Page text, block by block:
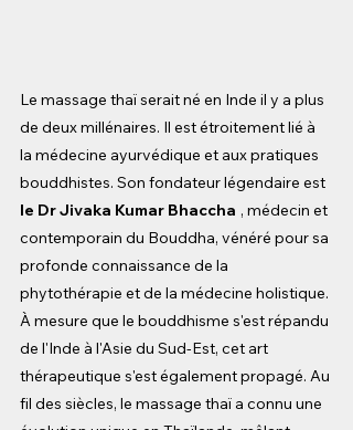
Le massage thaï serait né en Inde il y a plus
de deux millénaires. Il est étroitement lié à
la médecine ayurvédique et aux pratiques
bouddhistes. Son fondateur légendaire est
le Dr Jivaka Kumar Bhaccha , médecin et
contemporain du Bouddha, vénéré pour sa
profonde connaissance de la
phytothérapie et de la médecine holistique.
À mesure que le bouddhisme s'est répandu
de l'Inde à l'Asie du Sud-Est, cet art
thérapeutique s'est également propagé. Au
fil des siècles, le massage thaï a connu une